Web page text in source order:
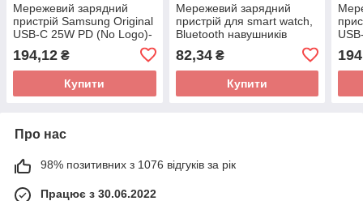
Мережевий зарядний
пристрій Samsung Original
USB-C 25W PD (No Logo)-
194,12 ₴
Купити
Мережевий зарядний
пристрій для smart watch,
Bluetooth навушників
82,34₴
Купити
Про нас
98% позитивних з 1076 відгуків за рік
Працює з 30.06.2022